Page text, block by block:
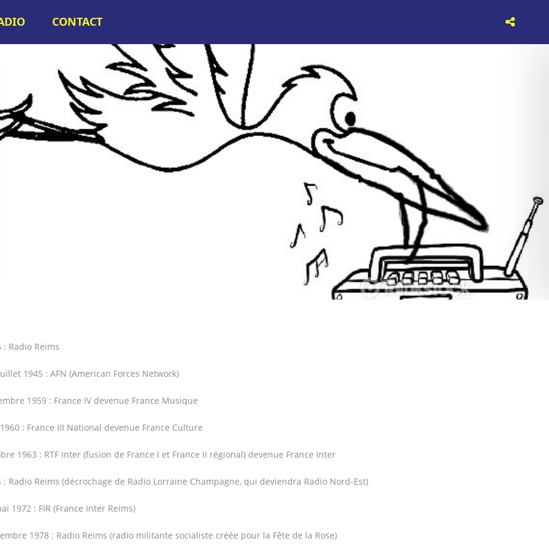
CONTACT
: Radio Reims
1945 : AFN (American Forces Network)
1959 : France IV devenue France Musique
: France III National devenue France Culture
1963 : RTF Inter (fusion de France I et France II régional) devenue France Inter
: Radio Reims (décrochage de Radio Lorraine Champagne, qui deviendra Radio Nord-Est)
1972 : FIR (France Inter Reims)
1978 : Radio Reims (radio militante socialiste créée pour la Fête de la Rose)